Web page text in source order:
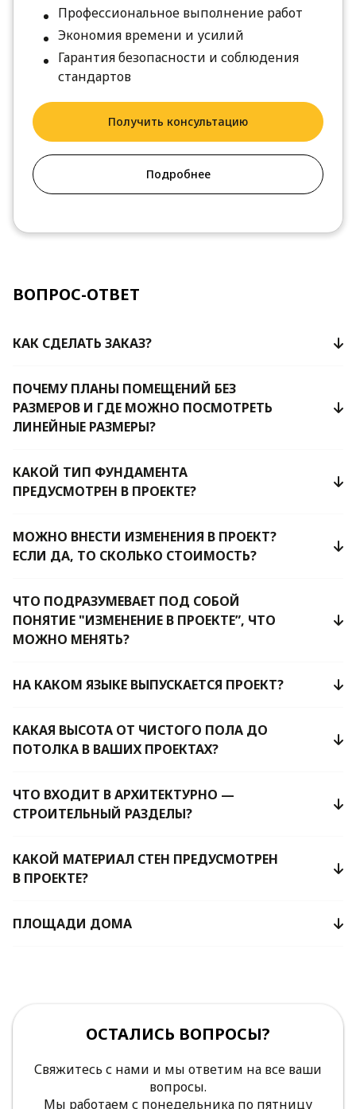
Профессиональное выполнение работ
Экономия времени и усилий
Гарантия безопасности и соблюдения
стандартов
Получить консультацию
Подробнее
ВОПРОС-ОТВЕТ
КАК СДЕЛАТЬ ЗАКАЗ?
ПОЧЕМУ ПЛАНЫ ПОМЕЩЕНИЙ БЕЗ
РАЗМЕРОВ И ГДЕ МОЖНО ПОСМОТРЕТЬ
ЛИНЕЙНЫЕ РАЗМЕРЫ?
КАКОЙ ТИП ФУНДАМЕНТА
ПРЕДУСМОТРЕН В ПРОЕКТЕ?
МОЖНО ВНЕСТИ ИЗМЕНЕНИЯ В ПРОЕКТ?
ЕСЛИ ДА, ТО СКОЛЬКО СТОИМОСТЬ?
ЧТО ПОДРАЗУМЕВАЕТ ПОД СОБОЙ
ПОНЯТИЕ "ИЗМЕНЕНИЕ В ПРОЕКТЕ”, ЧТО
МОЖНО МЕНЯТЬ?
НА КАКОМ ЯЗЫКЕ ВЫПУСКАЕТСЯ ПРОЕКТ?
КАКАЯ ВЫСОТА ОТ ЧИСТОГО ПОЛА ДО
ПОТОЛКА В ВАШИХ ПРОЕКТАХ?
ЧТО ВХОДИТ В АРХИТЕКТУРНО —
СТРОИТЕЛЬНЫЙ РАЗДЕЛЫ?
КАКОЙ МАТЕРИАЛ СТЕН ПРЕДУСМОТРЕН
В ПРОЕКТЕ?
ПЛОЩАДИ ДОМА
ОСТАЛИСЬ ВОПРОСЫ?
Свяжитесь с нами и мы ответим на все ваши
вопросы.
Мы работаем с понедельника по пятницу